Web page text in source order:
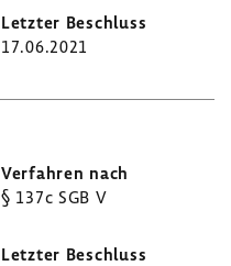
17.06.2021
§ 137c SGB V